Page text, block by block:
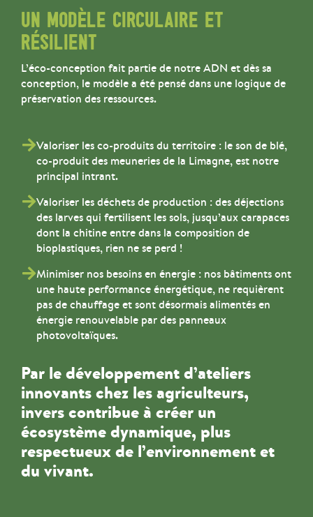
UN MODÈLE CIRCULAIRE ET
RÉSILIENT
L’éco-conception fait partie de notre ADN et dès sa
conception, le modèle a été pensé dans une logique de
préservation des ressources.
Valoriser les co-produits du territoire : le son de blé,
co-produit des meuneries de la Limagne, est notre
principal intrant.
Valoriser les déchets de production : des déjections
des larves qui fertilisent les sols, jusqu’aux carapaces
dont la chitine entre dans la composition de
bioplastiques, rien ne se perd !
Minimiser nos besoins en énergie : nos bâtiments ont
une haute performance énergétique, ne requièrent
pas de chauffage et sont désormais alimentés en
énergie renouvelable par des panneaux
photovoltaïques.
Par le développement d’ateliers
innovants chez les agriculteurs,
invers contribue à créer un
écosystème dynamique, plus
respectueux de l’environnement et
du vivant.